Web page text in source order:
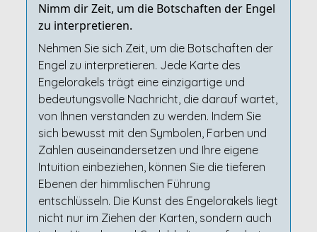
Nimm dir Zeit, um die Botschaften der Engel
zu interpretieren.
Nehmen Sie sich Zeit, um die Botschaften der
Engel zu interpretieren. Jede Karte des
Engelorakels trägt eine einzigartige und
bedeutungsvolle Nachricht, die darauf wartet,
von Ihnen verstanden zu werden. Indem Sie
sich bewusst mit den Symbolen, Farben und
Zahlen auseinandersetzen und Ihre eigene
Intuition einbeziehen, können Sie die tieferen
Ebenen der himmlischen Führung
entschlüsseln. Die Kunst des Engelorakels liegt
nicht nur im Ziehen der Karten, sondern auch